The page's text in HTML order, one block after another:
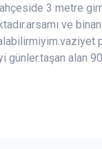
3 metre
ve
günler.taşan alan